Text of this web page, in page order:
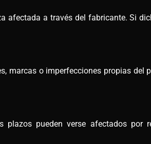
afectada a través del fabricante. Si
marcas o imperfecciones propias del
pueden verse afectados por